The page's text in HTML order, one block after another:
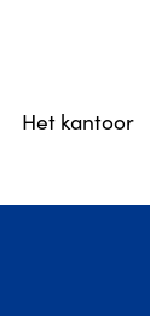
Het kantoor